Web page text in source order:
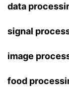
data
signal
image
food